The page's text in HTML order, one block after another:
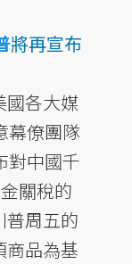
將再宣布
國各大媒
幕僚團隊
對中國千
關稅的
普周五的
商品為基